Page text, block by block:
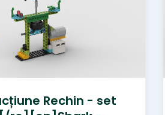
Rechin - set